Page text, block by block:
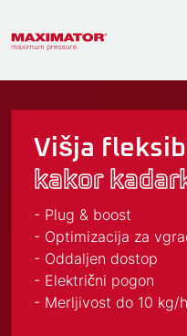
Višja
kakor
Maximator X-TOWER
sistem, namensko
pod pritiskom do 900
prostorninskim
kadarkoli
za vgradnjo
dostop
pogon
do 10 kg/h